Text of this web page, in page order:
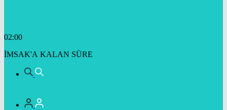
02:00
İMSAK'A KALAN SÜRE